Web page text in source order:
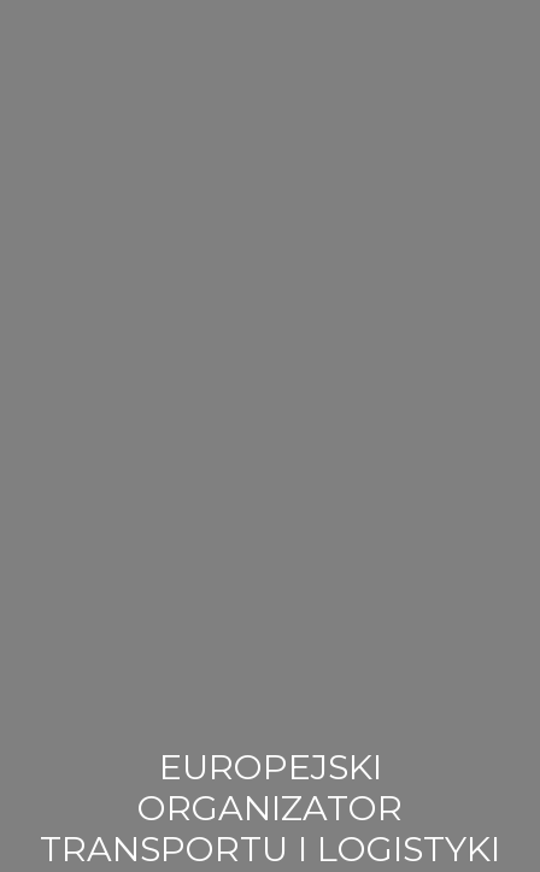
EUROPEJSKI
ORGANIZATOR
TRANSPORTU I LOGISTYKI